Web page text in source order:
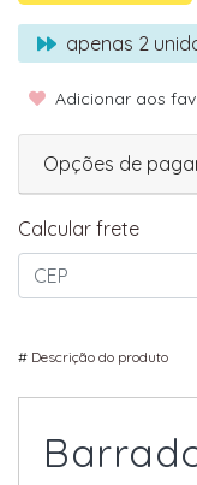
apenas 2
Adicionar aos
Opções de
Calcular frete
# Descrição do produto